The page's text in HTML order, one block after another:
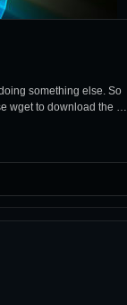
something else. So
wget to download the …